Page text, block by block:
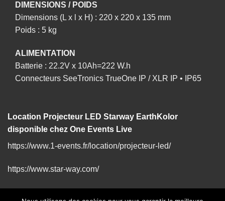
DIMENSIONS / POIDS
Dimensions (L x l x H) : 220 x 220 x 135 mm
Poids : 5 kg
ALIMENTATION
Batterie : 22.2V x 10Ah=222 W.h
Connecteurs SeeTronics TrueOne IP / XLR IP • IP65
Location Projecteur LED Starway EarthKolor
disponible chez One Events Live
https://www.1-events.fr/location/projecteur-led/
https://www.star-way.com/